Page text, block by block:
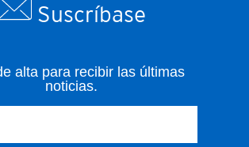
Suscríbase
alta para recibir las últimas
noticias.